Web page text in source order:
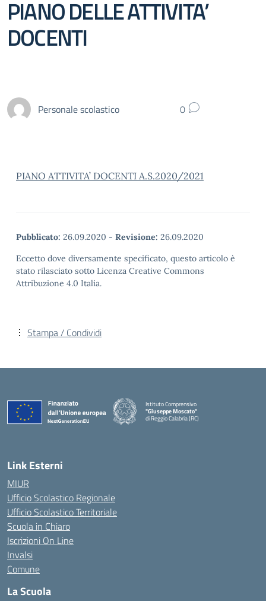
PIANO DELLE ATTIVITA’
DOCENTI
Personale scolastico 0
PIANO ATTIVITA’ DOCENTI A.S.2020/2021
Pubblicato: 26.09.2020 - Revisione: 26.09.2020
Eccetto dove diversamente specificato, questo articolo è
stato rilasciato sotto Licenza Creative Commons
Attribuzione 4.0 Italia.
Stampa / Condividi
Istituto Comprensivo
"Giuseppe Moscato"
di Reggio Calabria (RC)
— Visita la pagina iniziale della scuola
Link Esterni
MIUR
Ufficio Scolastico Regionale
Ufficio Scolastico Territoriale
Scuola in Chiaro
Iscrizioni On Line
Invalsi
Comune
La Scuola